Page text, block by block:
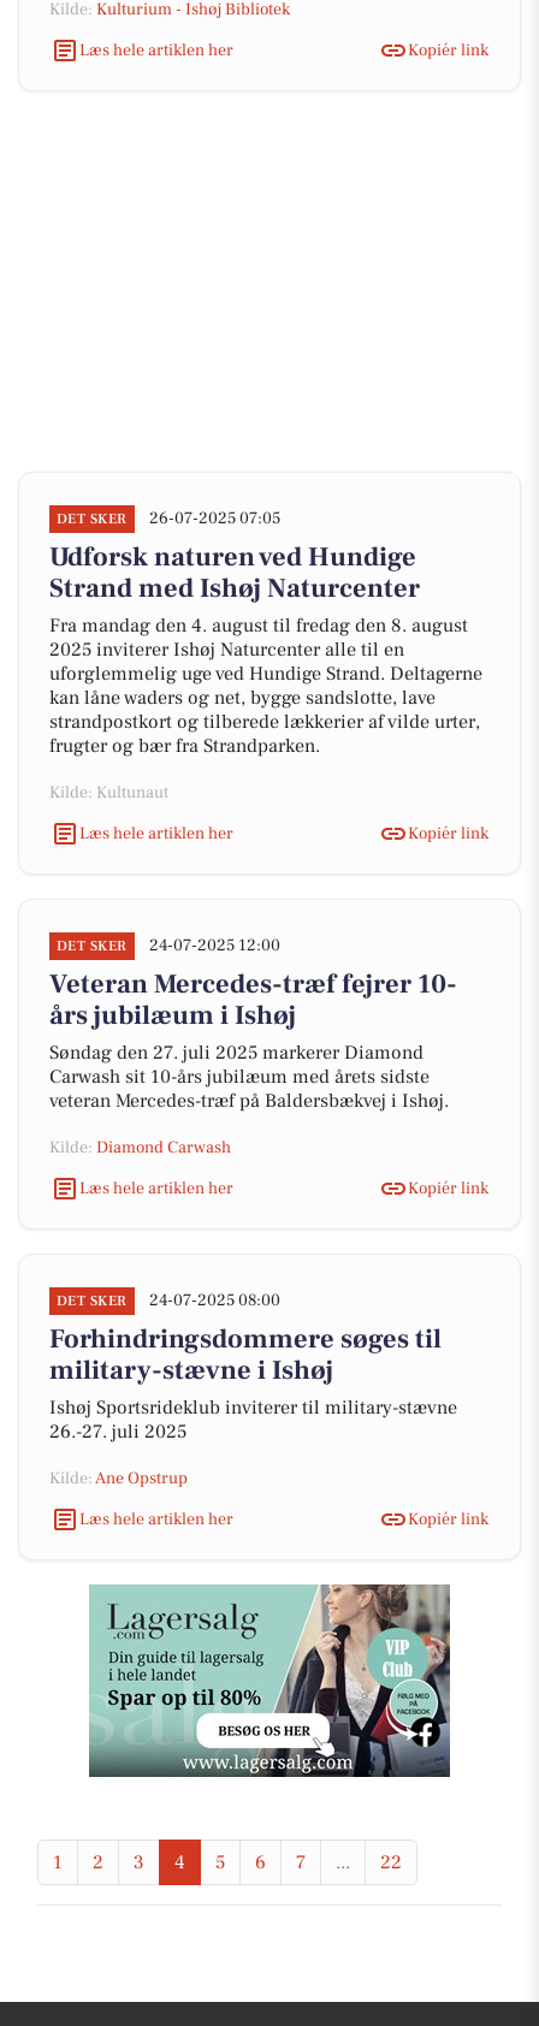
Kilde: Kulturium - Ishøj Bibliotek
Læs hele artiklen her
Kopiér link
DET SKER 26-07-2025 07:05
Udforsk naturen ved Hundige
Strand med Ishøj Naturcenter
Fra mandag den 4. august til fredag den 8. august
2025 inviterer Ishøj Naturcenter alle til en
uforglemmelig uge ved Hundige Strand. Deltagerne
kan låne waders og net, bygge sandslotte, lave
strandpostkort og tilberede lækkerier af vilde urter,
frugter og bær fra Strandparken.
Kilde: Kultunaut
Læs hele artiklen her
Kopiér link
DET SKER 24-07-2025 12:00
Veteran Mercedes-træf fejrer 10-
års jubilæum i Ishøj
Søndag den 27. juli 2025 markerer Diamond
Carwash sit 10-års jubilæum med årets sidste
veteran Mercedes-træf på Baldersbækvej i Ishøj.
Kilde: Diamond Carwash
Læs hele artiklen her
Kopiér link
DET SKER 24-07-2025 08:00
Forhindringsdommere søges til
military-stævne i Ishøj
Ishøj Sportsrideklub inviterer til military-stævne
26.-27. juli 2025
Kilde:Ane Opstrup
Læs hele artiklen her
Kopiér link
1 2 3 4 5 6 7 ... 22